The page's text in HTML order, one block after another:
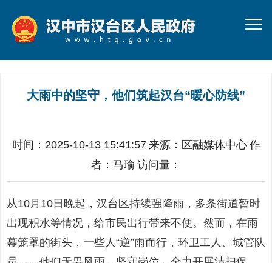
大雨中的坚守，他们筑起汉台“暖心防线”
时间：2025-10-13 15:41:57 来源： 区融媒体中心 作
者： 马瑜 访问量：
从10月10日晚起，汉台区持续强降雨，多条街道暂时
出现积水等情况，给市民出行带来不便。然而，在雨
幕笼罩的街头，一些人“逆”雨而行，环卫工人、城管队